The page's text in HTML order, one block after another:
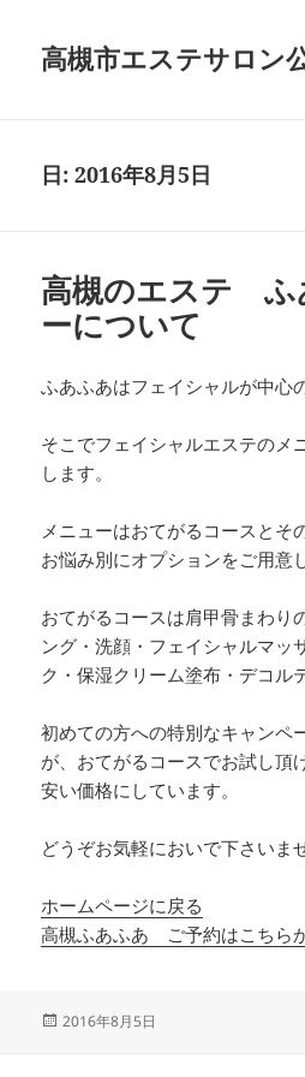
高槻市エステサロン
日:2016年8月5日
高槻のエステ ふ
ーについて
ふあふあはフェイシャルが中心
そこでフェイシャルエステのメ
します。
メニューはおてがるコースとそ
お悩み別にオプションをご用意
おてがるコースは肩甲骨まわり
ング・洗顔・フェイシャルマッ
ク・保湿クリーム塗布・デコル
初めての方への特別なキャンペ
が、おてがるコースでお試し頂
安い価格にしています。
どうぞお気軽においで下さいませ
ホームページに戻る
高槻ふあふあ ご予約はこちら
投
2016年8月5日